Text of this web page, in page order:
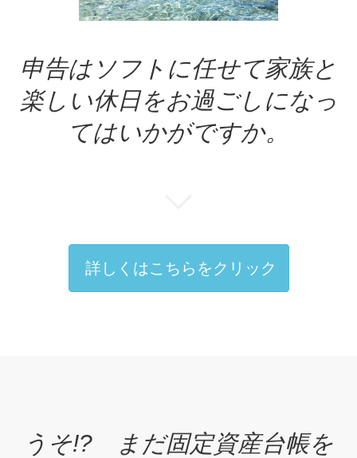
申告はソフトに任せて家族と
楽しい休日をお過ごしになっ
てはいかがですか。
詳しくはこちらをクリック
うそ!? まだ固定資産台帳を